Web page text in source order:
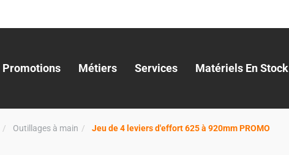
Promotions Métiers Services Matériels En Stock
Outillages à main Jeu de 4 leviers d'effort 625 à 920mm PROMO